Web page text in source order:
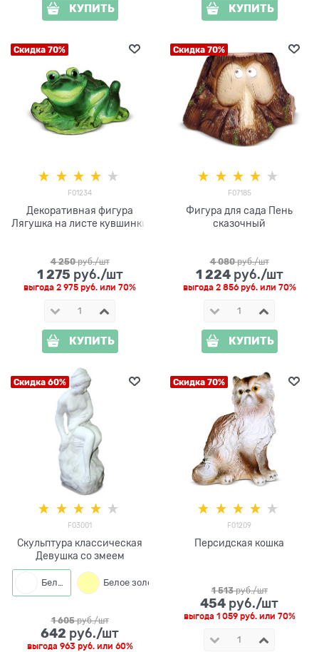
КУПИТЬ КУПИТЬ
Скидка 70%
F01234
Декоративная фигура
Лягушка на листе кувшинки
4 250 руб./шт
1 275 руб./шт
выгода 2 975 руб. или 70%
КУПИТЬ
Скидка 70%
F07185
Фигура для сада Пень
сказочный
4 080 руб./шт
1 224 руб./шт
выгода 2 856 руб.или 70%
КУПИТЬ
Скидка 60%
F03001
Скульптура классическая
Девушка со змеем
Белый
1 605 руб./шт
642 руб./шт
выгода 963 руб.или 60%
Скидка 70%
F01209
Персидская кошка
1 513 руб./шт
454 руб./шт
выгода 1 059 руб.или 70%